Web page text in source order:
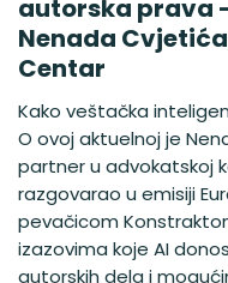
autorska prava
Nenada
Centar
Kako veštačka
O ovoj aktuelnoj je
partner u advokatskoj
razgovarao u emisiji
pevačicom
izazovima koje AI
autorskih dela i